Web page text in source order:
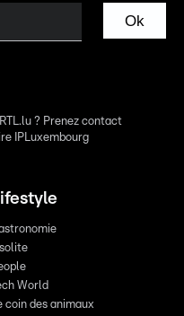
Ok
? Prenez contact
IPLuxembourg
World
coin des animaux